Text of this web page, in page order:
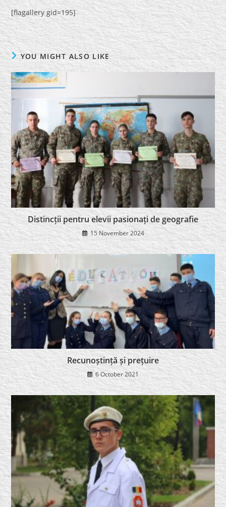
[flagallery gid=195]
YOU MIGHT ALSO LIKE
Distincții pentru elevii pasionați de geografie
15 November 2024
Recunoștință și prețuire
6 October 2021